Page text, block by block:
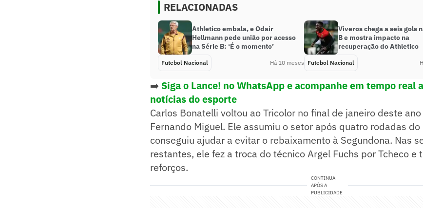
RELACIONADAS
Athletico embala, e Odair
Hellmann pede união por acesso
na Série B: ‘É o momento’
Futebol Nacional Há 10 meses
Viveros chega a seis gols
B e mostra impacto na
recuperação do Athletico
Futebol Nacional
➡️ Siga o Lance! no WhatsApp e acompanhe em tempo real
notícias do esporte
Carlos Bonatelli voltou ao Tricolor no final de janeiro deste
Fernando Miguel. Ele assumiu o setor após quatro rodadas do
conseguiu ajudar a evitar o rebaixamento à Segundona. Nas
restantes, ele fez a troca do técnico Argel Fuchs por Tcheco e
reforços.
CONTINUA
APÓS A
PUBLICIDADE